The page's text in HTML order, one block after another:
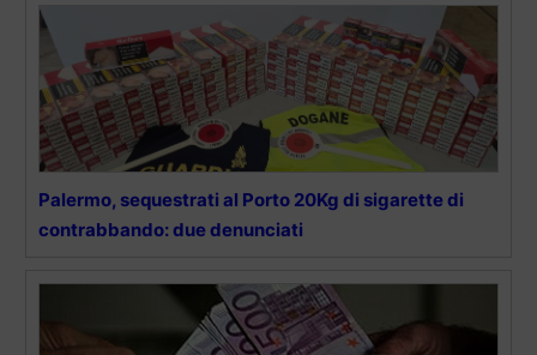
Palermo, sequestrati al Porto 20Kg di sigarette di
contrabbando: due denunciati